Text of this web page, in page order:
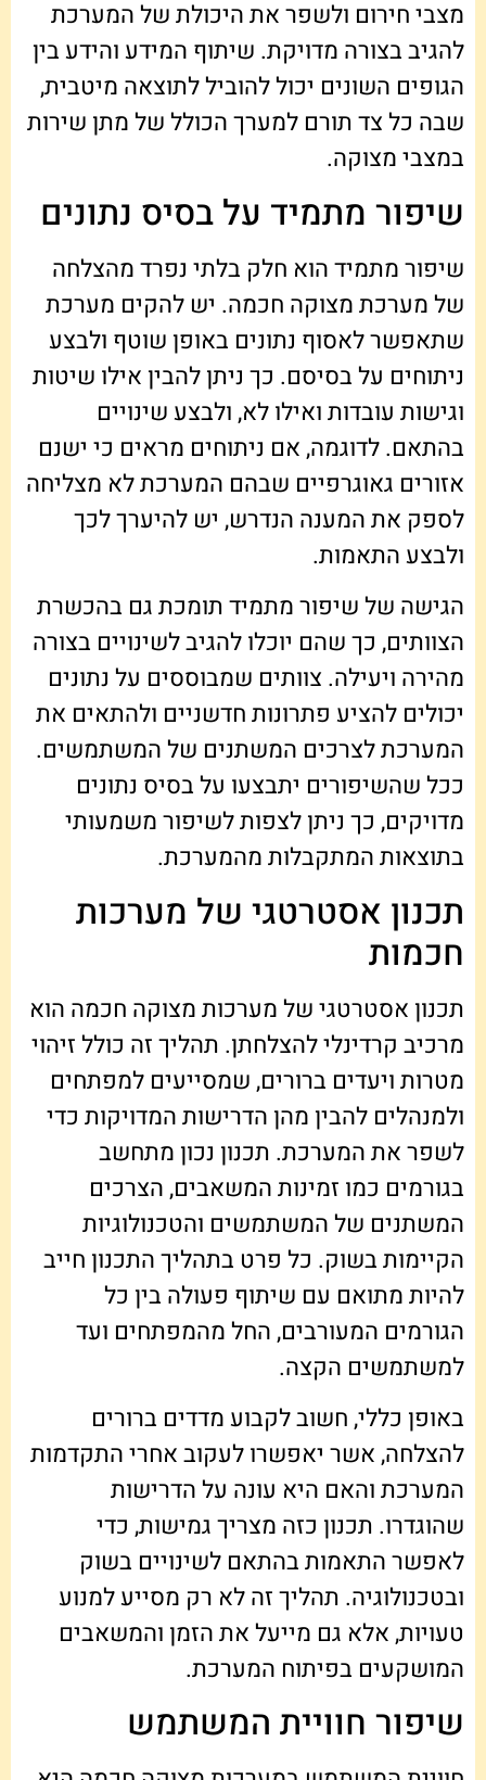
מצבי חירום ולשפר את היכולת של המערכת
להגיב בצורה מדויקת. שיתוף המידע והידע בין
הגופים השונים יכול להוביל לתוצאה מיטבית,
שבה כל צד תורם למערך הכולל של מתן שירות
במצבי מצוקה.
שיפור מתמיד על בסיס נתונים
שיפור מתמיד הוא חלק בלתי נפרד מהצלחה
של מערכת מצוקה חכמה. יש להקים מערכת
שתאפשר לאסוף נתונים באופן שוטף ולבצע
ניתוחים על בסיסם. כך ניתן להבין אילו שיטות
וגישות עובדות ואילו לא, ולבצע שינויים
בהתאם. לדוגמה, אם ניתוחים מראים כי ישנם
אזורים גאוגרפיים שבהם המערכת לא מצליחה
לספק את המענה הנדרש, יש להיערך לכך
ולבצע התאמות.
הגישה של שיפור מתמיד תומכת גם בהכשרת
הצוותים, כך שהם יוכלו להגיב לשינויים בצורה
מהירה ויעילה. צוותים שמבוססים על נתונים
יכולים להציע פתרונות חדשניים ולהתאים את
המערכת לצרכים המשתנים של המשתמשים.
ככל שהשיפורים יתבצעו על בסיס נתונים
מדויקים, כך ניתן לצפות לשיפור משמעותי
בתוצאות המתקבלות מהמערכת.
תכנון אסטרטגי של מערכות
חכמות
תכנון אסטרטגי של מערכות מצוקה חכמה הוא
מרכיב קרדינלי להצלחתן. תהליך זה כולל זיהוי
מטרות ויעדים ברורים, שמסייעים למפתחים
ולמנהלים להבין מהן הדרישות המדויקות כדי
לשפר את המערכת. תכנון נכון מתחשב
בגורמים כמו זמינות המשאבים, הצרכים
המשתנים של המשתמשים והטכנולוגיות
הקיימות בשוק. כל פרט בתהליך התכנון חייב
להיות מתואם עם שיתוף פעולה בין כל
הגורמים המעורבים, החל מהמפתחים ועד
למשתמשים הקצה.
באופן כללי, חשוב לקבוע מדדים ברורים
להצלחה, אשר יאפשרו לעקוב אחרי התקדמות
המערכת והאם היא עונה על הדרישות
שהוגדרו. תכנון כזה מצריך גמישות, כדי
לאפשר התאמות בהתאם לשינויים בשוק
ובטכנולוגיה. תהליך זה לא רק מסייע למנוע
טעויות, אלא גם מייעל את הזמן והמשאבים
המושקעים בפיתוח המערכת.
שיפור חוויית המשתמש